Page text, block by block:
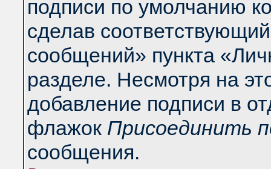
подписи по умолчанию
сделав
сообщений» пункта
разделе. Несмотря на
добавление подписи в
флажок Присоединить
сообщения.